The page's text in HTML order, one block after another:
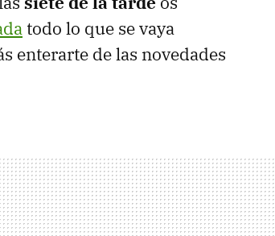
todo lo que se vaya
enterarte de las novedades